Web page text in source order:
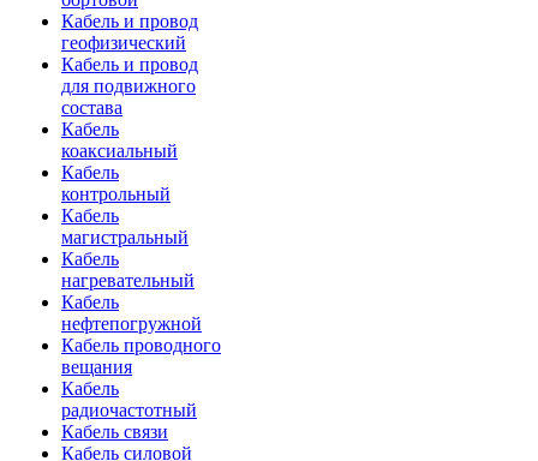
Кабель и провод
геофизический
Кабель и провод
для подвижного
состава
Кабель
коаксиальный
Кабель
контрольный
Кабель
магистральный
Кабель
нагревательный
Кабель
нефтепогружной
Кабель проводного
вещания
Кабель
радиочастотный
Кабель связи
Кабель силовой